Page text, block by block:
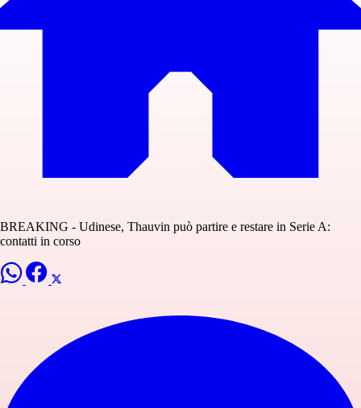
BREAKING - Udinese, Thauvin può partire e restare in Serie A:
contatti in corso